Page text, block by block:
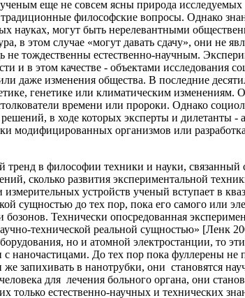
еще не совсем ясны природа исследуемых
философские вопросы. Однако
науках, могут быть нерелевантными
в этом случае «могут давать сдачу», они не
тождественны естественно-научным.
и в этом качестве - объектами
даже изменения общества. В последние
генетике или климатическим
времени или пророки. Однако
в ходе которых эксперты и дилетанты
модифицированных организмов или
тренд в философии техники и науки,
сколько развития экспериментальной
устройств ученый вступает в
сущностью до тех пор, пока его самого или
Технически опосредованная
технической реальной сущностью»
но и атомной электростанции, то
наночастицами. До тех пор пока фуллерены
запихивать в нанотрубки, они становятся
для лечения больного органа, они
только естественно-научных и технических